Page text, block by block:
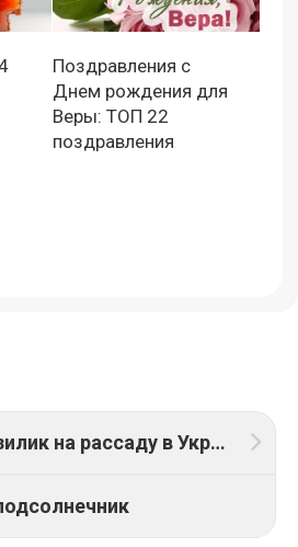
Поздравления с
Днем рождения для
Веры: ТОП 22
поздравления
Когда сеять базилик на рассаду в Украине.